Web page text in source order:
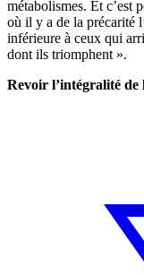
métabolismes. Et c’est
où il y a de la précarité
inférieure à ceux qui
dont ils triomphent ».
Revoir l’intégralité de